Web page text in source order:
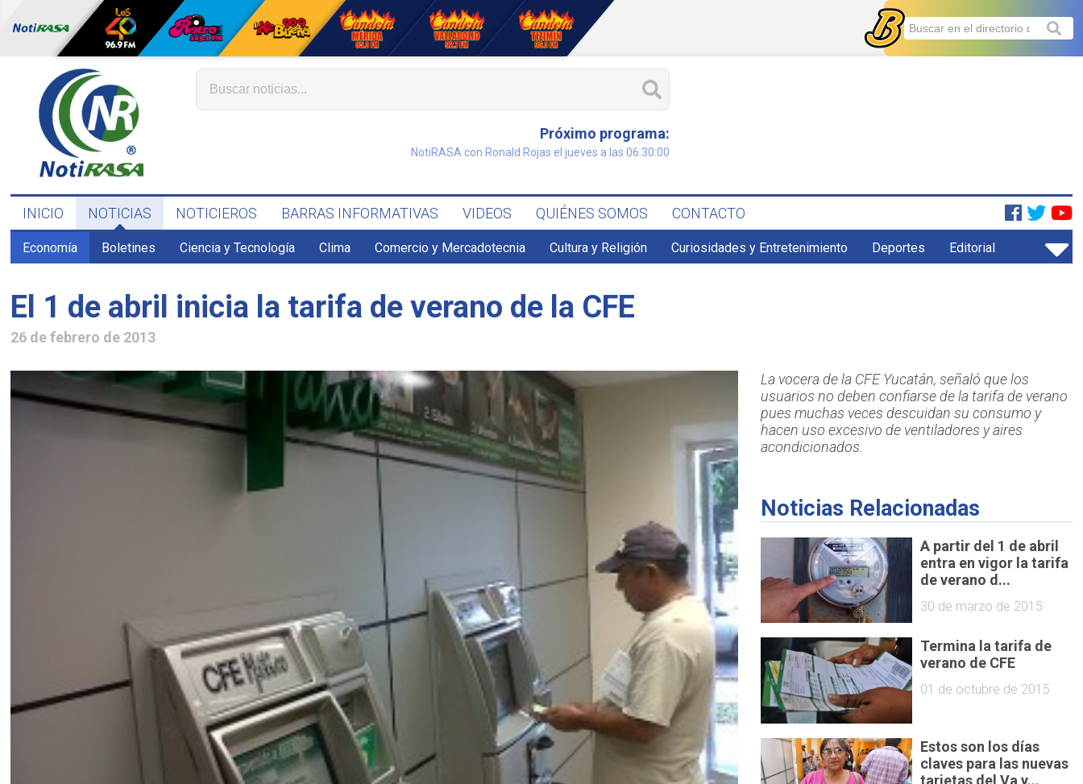
Próximo programa:
NotiRASA con Ronald Rojas el jueves a las 06:30:00
INICIO NOTICIAS NOTICIEROS BARRAS INFORMATIVAS VIDEOS QUIÉNES SOMOS CONTACTO
Economía Boletines Ciencia y Tecnología Clima Comercio y Mercadotecnia Cultura y Religión Curiosidades y Entretenimiento Deportes Editorial
26 de febrero de 2013
La vocera de la CFE Yucatán, señaló que los
usuarios no deben confiarse de la tarifa de verano
pues muchas veces descuidan su consumo y
hacen uso excesivo de ventiladores y aires
acondicionados.
Noticias Relacionadas
A partir del 1 de abril
entra en vigor la tarifa
de verano d...
30 de marzo de 2015
Termina la tarifa de
verano de CFE
01 de octubre de 2015
Estos son los días
claves para las nuevas
tarjetas del Va y...